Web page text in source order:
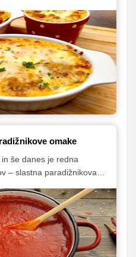
jih lahko uporabimo tudi
okusnih predlogov vam
omake
še danes je redna
– slastna paradižnikova
kulinariki. Najboljša je
babica,
okusa pa ni le dejstvo, da
predvsem izbira